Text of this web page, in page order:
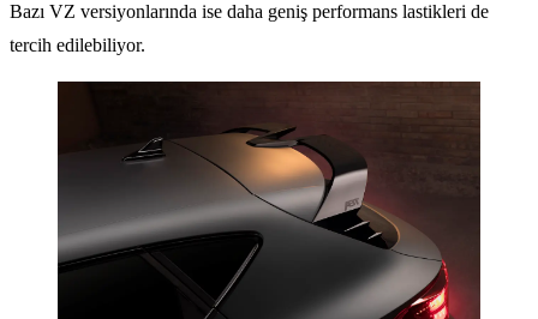
Bazı VZ versiyonlarında ise daha geniş performans lastikleri de
tercih edilebiliyor.